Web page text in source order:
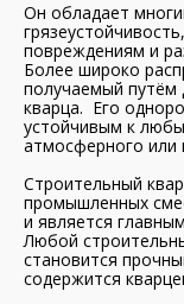
Он обладает
повреждениям и
Более широко
получаемый путём
кварца. Его
устойчивым к
атмосферного или
Строительный
промышленных
и является
Любой
становится
содержится